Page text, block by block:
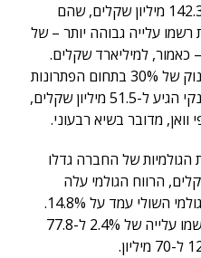
בעוד שההוצאות של וואן גדלו ב-142.3 מיליון שקלים, שהם
ההכנסות רשמו עלייה גבוהה יותר – של
150 מיליון שקלים, שהם 17.6% – כאמור, למיליארד שקלים.
העלייה הושפעה במידה רבה מזינוק של 30% בתחום הפתרונות
והשירותים הטכנולוגיים. הרווח הנקי הגיע ל-51.5 מיליון שקלים,
הגולמיות של החברה גדלו
ל-852.8 מיליון שקלים, הרווח הגולמי עלה
ב-7.1% ל-147.8 מיליון והרווח הגולמי השולי עמד על 14.8%.
בסעיפים התפעוליים, ההוצאות רשמו עלייה של 2.4% ל-77.8